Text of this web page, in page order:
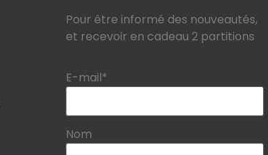
Pour être informé des nouveautés,
et recevoir en cadeau 2 partitions
E-mail*
Nom